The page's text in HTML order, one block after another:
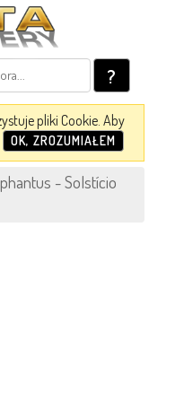
?
pliki Cookie. Aby
OK, ZROZUMIAŁEM
- Solstício